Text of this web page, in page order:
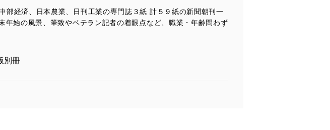
経済、日本農業、日刊工業の専門誌３紙 計５９紙の新聞朝刊一
始の風景、筆致やベテラン記者の着眼点など、職業・年齢問わず
別冊